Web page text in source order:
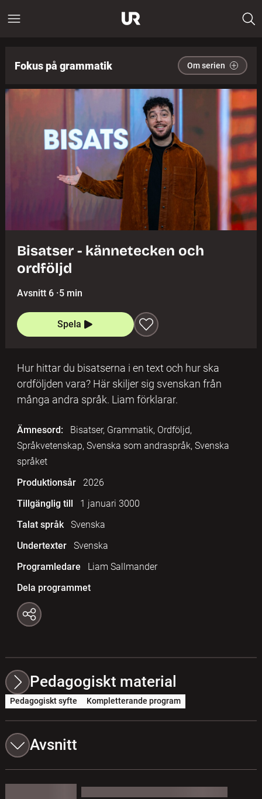
Fokus på grammatik Om serien
Bisatser - kännetecken och
ordföljd
Avsnitt 6 ·5 min
Spela
Hur hittar du bisatserna i en text och hur ska
ordföljden vara? Här skiljer sig svenskan från
många andra språk. Liam förklarar.
Ämnesord:
Bisatser, Grammatik, Ordföljd,
Språkvetenskap, Svenska som andraspråk, Svenska
språket
Produktionsår
2026
Tillgänglig till
1 januari 3000
Talat språk
Svenska
Undertexter
Svenska
Programledare
Liam Sallmander
Dela programmet
Pedagogiskt material
Pedagogiskt syfte Kompletterande program
Avsnitt